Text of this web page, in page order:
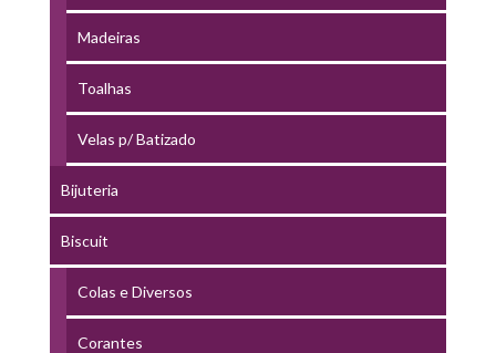
Madeiras
Toalhas
Velas p/ Batizado
Bijuteria
Biscuit
Colas e Diversos
Corantes